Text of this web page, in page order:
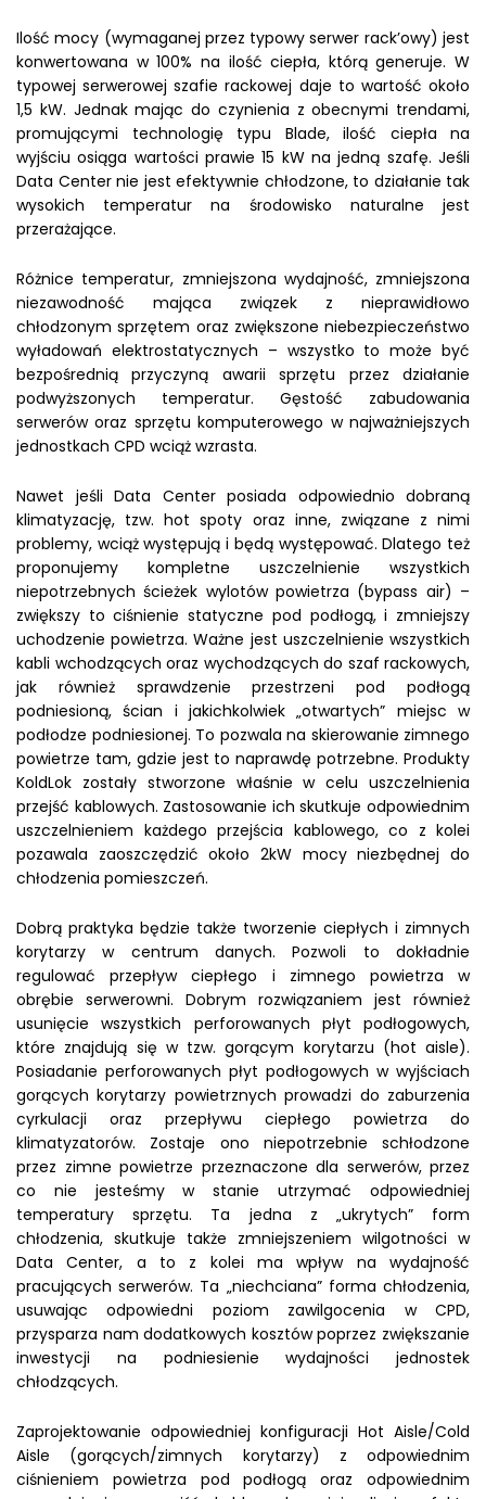
Ilość mocy (wymaganej przez typowy serwer rack’owy) jest
konwertowana w 100% na ilość ciepła, którą generuje. W
typowej serwerowej szafie rackowej daje to wartość około
1,5 kW. Jednak mając do czynienia z obecnymi trendami,
promującymi technologię typu Blade, ilość ciepła na
wyjściu osiąga wartości prawie 15 kW na jedną szafę. Jeśli
Data Center nie jest efektywnie chłodzone, to działanie tak
wysokich temperatur na środowisko naturalne jest
przerażające.
Różnice temperatur, zmniejszona wydajność, zmniejszona
niezawodność mająca związek z nieprawidłowo
chłodzonym sprzętem oraz zwiększone niebezpieczeństwo
wyładowań elektrostatycznych – wszystko to może być
bezpośrednią przyczyną awarii sprzętu przez działanie
podwyższonych temperatur. Gęstość zabudowania
serwerów oraz sprzętu komputerowego w najważniejszych
jednostkach CPD wciąż wzrasta.
Nawet jeśli Data Center posiada odpowiednio dobraną
klimatyzację, tzw. hot spoty oraz inne, związane z nimi
problemy, wciąż występują i będą występować. Dlatego też
proponujemy kompletne uszczelnienie wszystkich
niepotrzebnych ścieżek wylotów powietrza (bypass air) –
zwiększy to ciśnienie statyczne pod podłogą, i zmniejszy
uchodzenie powietrza. Ważne jest uszczelnienie wszystkich
kabli wchodzących oraz wychodzących do szaf rackowych,
jak również sprawdzenie przestrzeni pod podłogą
podniesioną, ścian i jakichkolwiek „otwartych” miejsc w
podłodze podniesionej. To pozwala na skierowanie zimnego
powietrze tam, gdzie jest to naprawdę potrzebne. Produkty
KoldLok zostały stworzone właśnie w celu uszczelnienia
przejść kablowych. Zastosowanie ich skutkuje odpowiednim
uszczelnieniem każdego przejścia kablowego, co z kolei
pozawala zaoszczędzić około 2kW mocy niezbędnej do
chłodzenia pomieszczeń.
Dobrą praktyka będzie także tworzenie ciepłych i zimnych
korytarzy w centrum danych. Pozwoli to dokładnie
regulować przepływ ciepłego i zimnego powietrza w
obrębie serwerowni. Dobrym rozwiązaniem jest również
usunięcie wszystkich perforowanych płyt podłogowych,
które znajdują się w tzw. gorącym korytarzu (hot aisle).
Posiadanie perforowanych płyt podłogowych w wyjściach
gorących korytarzy powietrznych prowadzi do zaburzenia
cyrkulacji oraz przepływu ciepłego powietrza do
klimatyzatorów. Zostaje ono niepotrzebnie schłodzone
przez zimne powietrze przeznaczone dla serwerów, przez
co nie jesteśmy w stanie utrzymać odpowiedniej
temperatury sprzętu. Ta jedna z „ukrytych” form
chłodzenia, skutkuje także zmniejszeniem wilgotności w
Data Center, a to z kolei ma wpływ na wydajność
pracujących serwerów. Ta „niechciana” forma chłodzenia,
usuwając odpowiedni poziom zawilgocenia w CPD,
przysparza nam dodatkowych kosztów poprzez zwiększanie
inwestycji na podniesienie wydajności jednostek
chłodzących.
Zaprojektowanie odpowiedniej konfiguracji Hot Aisle/Cold
Aisle (gorących/zimnych korytarzy) z odpowiednim
ciśnieniem powietrza pod podłogą oraz odpowiednim